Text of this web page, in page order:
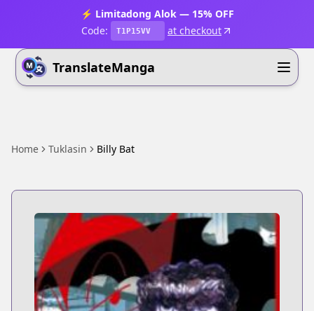
⚡ Limitadong Alok — 15% OFF
Code:
T1P15VV at checkout
TranslateManga
Home Tuklasin Billy Bat